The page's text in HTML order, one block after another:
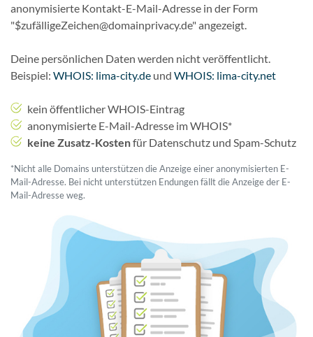
anonymisierte Kontakt-E-Mail-Adresse in der Form
"$zufälligeZeichen@domainprivacy.de" angezeigt.
Deine persönlichen Daten werden nicht veröffentlicht.
Beispiel: WHOIS: lima-city.de und WHOIS: lima-city.net
kein öffentlicher WHOIS-Eintrag
anonymisierte E-Mail-Adresse im WHOIS*
keine Zusatz-Kostenfür Datenschutz und Spam-Schutz
*Nicht alle Domains unterstützen die Anzeige einer anonymisierten E-
Mail-Adresse. Bei nicht unterstützen Endungen fällt die Anzeige der E-
Mail-Adresse weg.